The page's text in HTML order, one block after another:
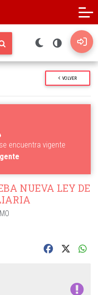
VOLVER
encuentra vigente
NUEVA LEY DE